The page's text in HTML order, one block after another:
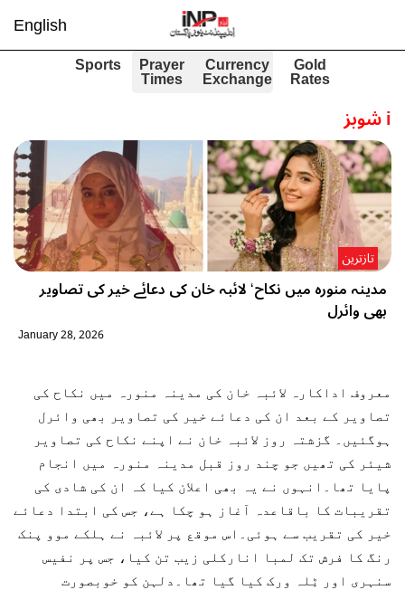
English
Gold
Rates
Currency
Exchange
Prayer
Times
Sports
iشوبز
مدینہ منورہ میں نکاح‘ لائبہ خان کی دعائے خیر کی تصاویر
بھی وائرل
تازترین
January 28, 2026
معروف اداکارہ لائبہ خان کی مدینہ منورہ میں نکاح کی
تصاویر کے بعد ان کی دعائے خیر کی تصاویر بھی وائرل
ہوگئیں۔ گزشتہ روز لائبہ خان نے اپنے نکاح کی تصاویر
شیئر کی تھیں جو چند روز قبل مدینہ منورہ میں انجام
پایا تھا۔انہوں نے یہ بھی اعلان کیا کہ ان کی شادی کی
تقریبات کا باقاعدہ آغاز ہو چکا ہے، جس کی ابتدا دعائے
خیر کی تقریب سے ہوئی۔اس موقع پر لائبہ نے ہلکے موو پنک
رنگ کا فرش تک لمبا انارکلی زیب تن کیا، جس پر نفیس
سنہری اور ٹِلہ ورک کیا گیا تھا۔دلہن کو خوبصورت